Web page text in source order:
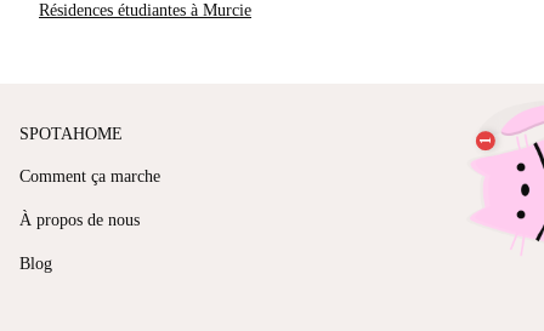
Résidences étudiantes à Murcie
SPOTAHOME
Comment ça marche
À propos de nous
Blog